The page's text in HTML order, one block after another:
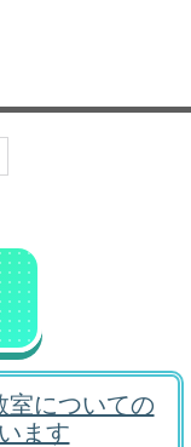
室についての
ます